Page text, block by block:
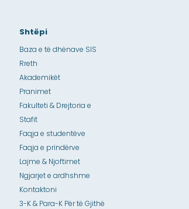
Shtëpi
Baza e të dhënave SIS
Rreth
Akademikët
Pranimet
Fakulteti & Drejtoria e
Stafit
Faqja e studentëve
Faqja e prindërve
Lajme & Njoftimet
Ngjarjet e ardhshme
Kontaktoni
3-K & Para-K Për të Gjithë